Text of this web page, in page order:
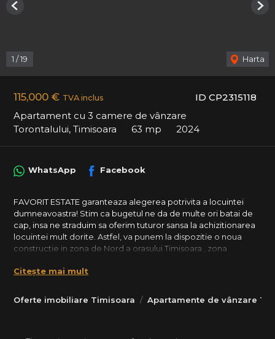
ID CP2315118
115,000 € TVA inclus
Apartament cu 3 camere de vânzare
Torontalului, Timisoara
63 mp 2024
1 /19 Harta
Previous
Oferte imobiliare Timisoara Apartamente de vânzare
WhatsApp Facebook
FAVORIT ESTATE garanteaza alegerea potrivita a locuintei
dumneavoastra! Stim ca bugetul ne da de multe ori batai de
cap, insa ne straduim sa oferim tuturor sansa la achizitionarea
locuintei mult dorite. Astfel, va punem la dispozitie o noua
constructie in zona de Nord a orasului Timisoara , zona
competitive cu oferta zonei.
Citește mai mult